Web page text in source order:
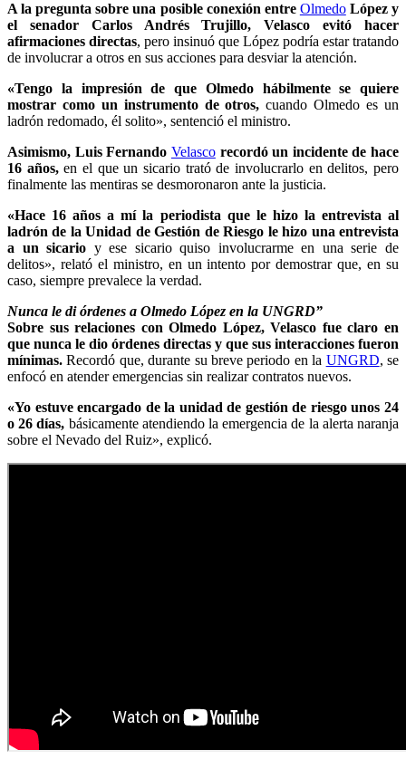
A la pregunta sobre una posible conexión entre OlmedoLópez y
el senador Carlos Andrés Trujillo, Velasco evitó hacer
afirmaciones directas, pero insinuó que López podría estar tratando
de involucrar a otros en sus acciones para desviar la atención.
«Tengo la impresión de que Olmedo hábilmente se quiere
mostrar como un instrumento de otros, cuando Olmedo es un
ladrón redomado, él solito», sentenció el ministro.
Asimismo, Luis Fernando Velascorecordó un incidente de hace
16 años,en el que un sicario trató de involucrarlo en delitos, pero
finalmente las mentiras se desmoronaron ante la justicia.
«Hace 16 años a mí la periodista que le hizo la entrevista al
ladrón de la Unidad de Gestión de Riesgo le hizo una entrevista
a un sicario y ese sicario quiso involucrarme en una serie de
delitos», relató el ministro, en un intento por demostrar que, en su
caso, siempre prevalece la verdad.
Nunca le di órdenes a Olmedo López en la UNGRD”
Sobre sus relaciones con Olmedo López, Velasco fue claro en
que nunca le dio órdenes directas y que sus interacciones fueron
mínimas. Recordó que, durante su breve periodo en la UNGRD, se
enfocó en atender emergencias sin realizar contratos nuevos.
«Yo estuve encargado de la unidad de gestión de riesgo unos 24
o 26 días, básicamente atendiendo la emergencia de la alerta naranja
sobre el Nevado del Ruiz», explicó.